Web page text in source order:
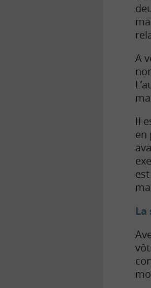
A
Il
en